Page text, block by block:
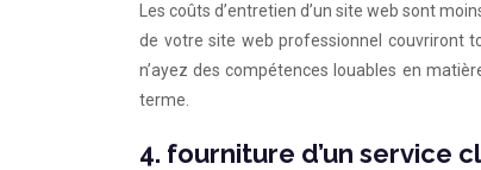
Les coûts d’entretien d’un site web sont
de votre site web professionnel couvriront
n’ayez des compétences louables en
terme.
4. fourniture d’un service